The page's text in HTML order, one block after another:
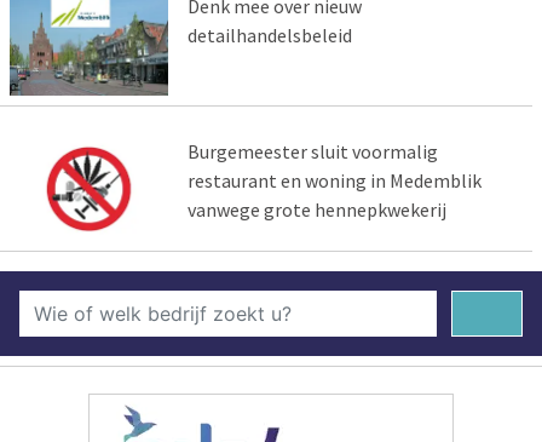
Denk mee over nieuw
detailhandelsbeleid
Burgemeester sluit voormalig
restaurant en woning in Medemblik
vanwege grote hennepkwekerij